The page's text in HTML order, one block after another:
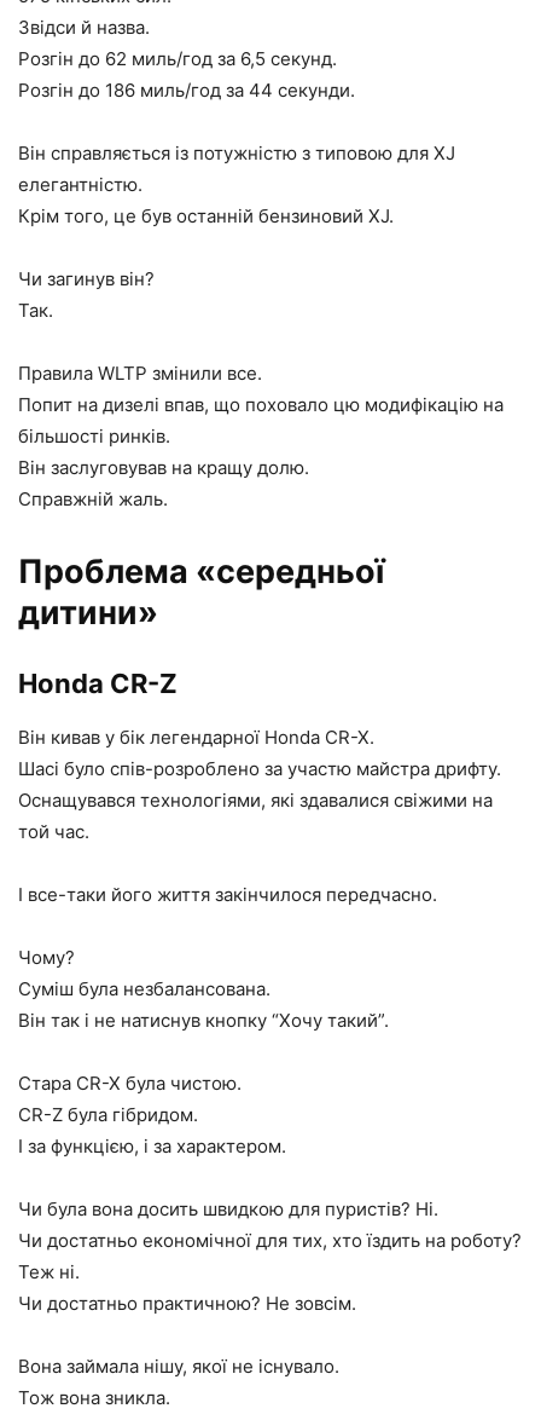
Звідси й назва.
Розгін до 62 миль/год за 6,5 секунд.
Розгін до 186 миль/год за 44 секунди.
Він справляється із потужністю з типовою для XJ
елегантністю.
Крім того, це був останній бензиновий XJ.
Чи загинув він?
Так.
Правила WLTP змінили все.
Попит на дизелі впав, що поховало цю модифікацію на
більшості ринків.
Він заслуговував на кращу долю.
Справжній жаль.
Проблема «середньої
дитини»
Honda CR-Z
Він кивав у бік легендарної Honda CR-X.
Шасі було спів-розроблено за участю майстра дрифту.
Оснащувався технологіями, які здавалися свіжими на
той час.
І все-таки його життя закінчилося передчасно.
Чому?
Суміш була незбалансована.
Він так і не натиснув кнопку “Хочу такий”.
Стара CR-X була чистою.
CR-Z була гібридом.
І за функцією, і за характером.
Чи була вона досить швидкою для пуристів? Ні.
Чи достатньо економічної для тих, хто їздить на роботу?
Теж ні.
Чи достатньо практичною? Не зовсім.
Вона займала нішу, якої не існувало.
Тож вона зникла.